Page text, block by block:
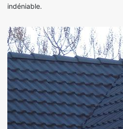
indéniable.